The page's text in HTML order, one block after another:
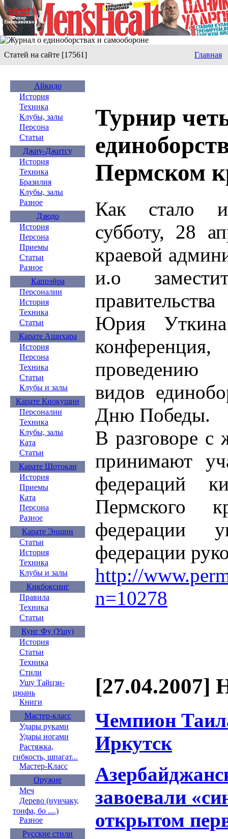
Статей на сайте [17561] Главная
Айкидо
История
Техника
Клубы, залы
Персона
Статьи
Джиу-Джитсу
История
Техника
Бразилия
Клубы, залы
Разное
Дзюдо
История
Персона
Приемы
Статьи
Разное
Капоэйра
Персоналии
История
Техника
Статьи
Карате Ашихара
История
Персона
Техника
Статьи
Клубы и залы
Карате Киокушин
Персоналии
Техника
Клубы, залы
Ката
Статьи
Карате Шотокан
История
Приемы
Ката
Персона
Разное
Карате Эншин
Статьи
История
Техника
Клубы и залы
Кикбоксинг
Правила
Техника
Статьи
Кунг Фу (Ушу)
История
Статьи
Техника
Стили
Ушу Тайцзи-
цюань
Книги
Мастер-класс
Удары руками
Удары ногами
Растяжка,
гибкость, шпагат...
Мастер-Класс
Оружие
Меч
Дерево (нунчаку,
тонфа, бо ....)
Разное
Русские стили
Турнир
Пермском
Как стало
субботу, 28
краевой
и.о
Юрия Уткина
проведению
видов
Дню Победы.
В разговоре с
принимают
федераций
Пермского
федерации
федерации
http://
n=10278
[27.04.2007]
Чемпион
Иркутск
завоевали
открытом